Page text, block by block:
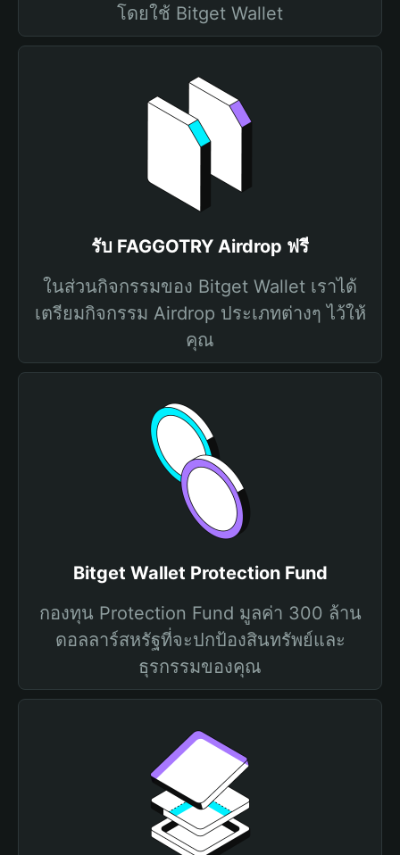
โดยใช้ Bitget Wallet
รับ FAGGOTRY Airdrop ฟรี
ในส่วนกิจกรรมของ Bitget Wallet เราได้
เตรียมกิจกรรม Airdrop ประเภทต่างๆ ไว้ให้
คุณ
Bitget Wallet Protection Fund
กองทุน Protection Fund มูลค่า 300 ล้าน
ดอลลาร์สหรัฐที่จะปกป้องสินทรัพย์และ
ธุรกรรมของคุณ